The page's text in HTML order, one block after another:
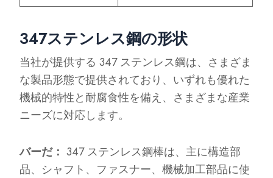
347ステンレス鋼の形状
当社が提供する 347 ステンレス鋼は、さまざま
な製品形態で提供されており、いずれも優れた
機械的特性と耐腐食性を備え、さまざまな産業
ニーズに対応します。
バーだ：347 ステンレス鋼棒は、主に構造部
品、シャフト、ファスナー、機械加工部品に使